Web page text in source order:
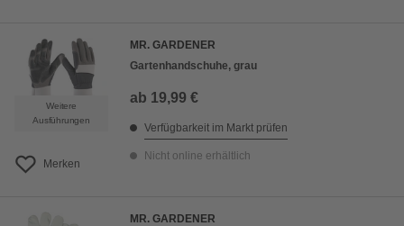
Weitere
Ausführungen
Merken
MR. GARDENER
Gartenhandschuhe, grau
ab 19,99 €
Verfügbarkeit im Markt prüfen
Nicht online erhältlich
MR. GARDENER